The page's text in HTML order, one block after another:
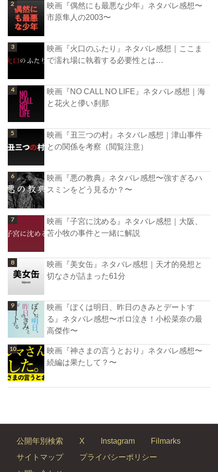
映画『偶然にも最悪な少年』ネタバレ感想〜
市原隼人の2003〜
映画『火口のふたり』ネタバレ感想｜ここま
で濡れ場に執着する必要性とは…
映画『NO CALL NO LIFE』ネタバレ感想｜海
と花火と儚い刹那
映画『丑三つの村』ネタバレ感想｜津山事件
との関係を考察（閲覧注意）
映画『悪の教典』ネタバレ感想〜強すぎるハ
スミンをどう見るか？〜
映画『子宮に沈める』ネタバレ感想｜大阪、
苫小牧の事件と一緒に解説
映画『美女缶』ネタバレ感想｜天才的発想と
切なさが詰まった61分
映画『ぼくは明日、昨日のきみとデートす
る』ネタバレ感想〜ボロ泣き！小松菜奈の最
高傑作〜
映画『神さまの言うとおり』ネタバレ感想〜
続編は果たして？〜
公開年別検索 X Instagram
Filmarks
サイトマップ
プライバシーポリシー